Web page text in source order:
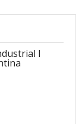
I